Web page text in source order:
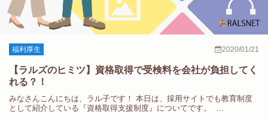
福利厚生 2020/01/21
【ラルズのヒミツ】資格取得で受検料を会社が負担してく
れる？！
みなさんこんにちは、ラル子です！ 本日は、採用サイトでも教育制度
として紹介している『資格取得支援制度』についてです。 …